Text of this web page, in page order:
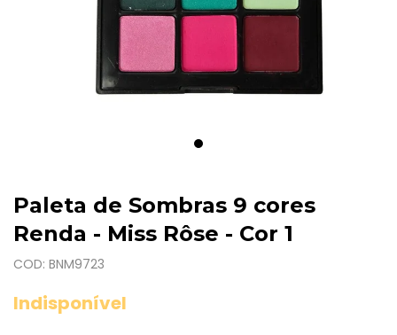
Paleta de Sombras 9 cores
Renda - Miss Rôse - Cor 1
COD: BNM9723
Indisponível